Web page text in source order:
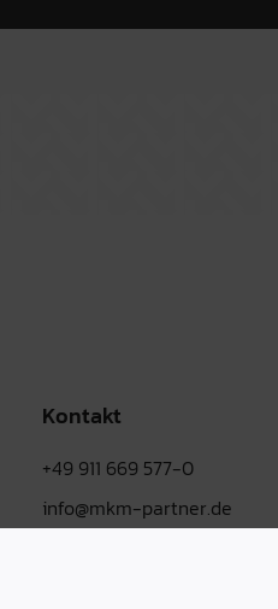
Kontakt
+49 911 669 577-0
info@mkm-partner.de